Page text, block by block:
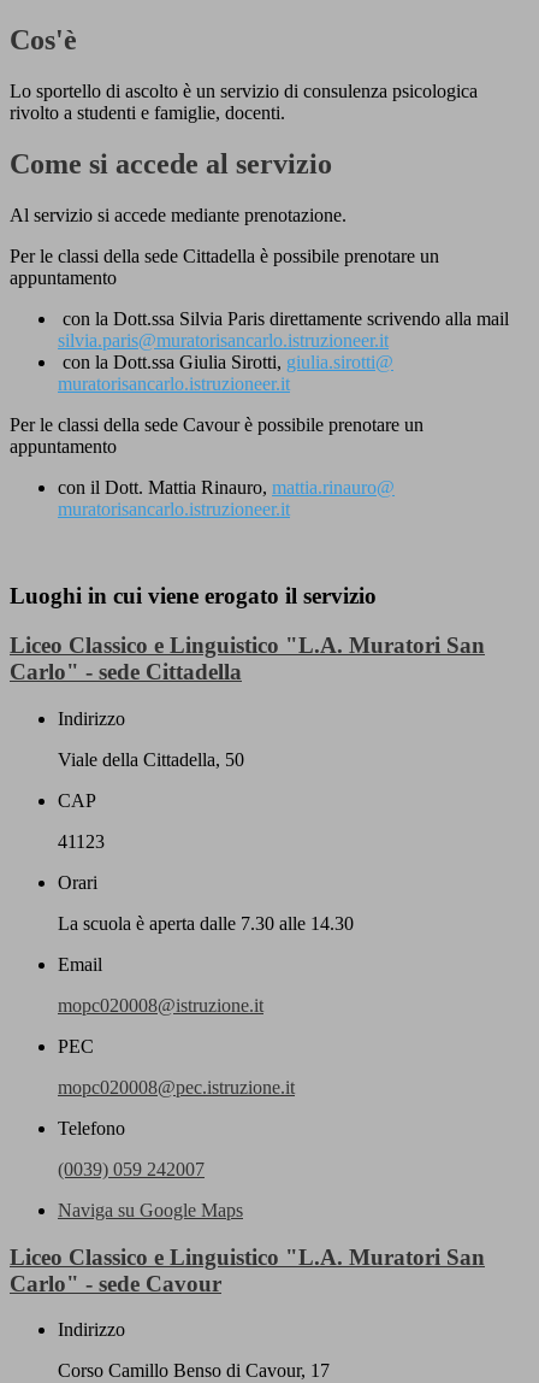
Cos'è
Lo sportello di ascolto è un servizio di consulenza psicologica
rivolto a studenti e famiglie, docenti.
Come si accede al servizio
Al servizio si accede mediante prenotazione.
Per le classi della sede Cittadella è possibile prenotare un
appuntamento
con la Dott.ssa Silvia Paris direttamente scrivendo alla mail
silvia.paris@muratorisancarlo.istruzioneer.it
con la Dott.ssa Giulia Sirotti, giulia.sirotti@
muratorisancarlo.istruzioneer.it
Per le classi della sede Cavourè possibile prenotare un
appuntamento
con il Dott. Mattia Rinauro, mattia.rinauro@
muratorisancarlo.istruzioneer.it
Luoghi in cui viene erogato il servizio
Liceo Classico e Linguistico "L.A. Muratori San
Carlo" - sede Cittadella
Indirizzo
Viale della Cittadella, 50
CAP
41123
Orari
La scuola è aperta dalle 7.30 alle 14.30
Email
mopc020008@istruzione.it
PEC
mopc020008@pec.istruzione.it
Telefono
(0039) 059 242007
Naviga su Google Maps
Liceo Classico e Linguistico "L.A. Muratori San
Carlo" - sede Cavour
Indirizzo
Corso Camillo Benso di Cavour, 17